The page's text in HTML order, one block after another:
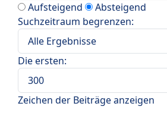
Aufsteigend
Absteigend
Suchzeitraum begrenzen:
Die ersten:
Zeichen der Beiträge anzeigen